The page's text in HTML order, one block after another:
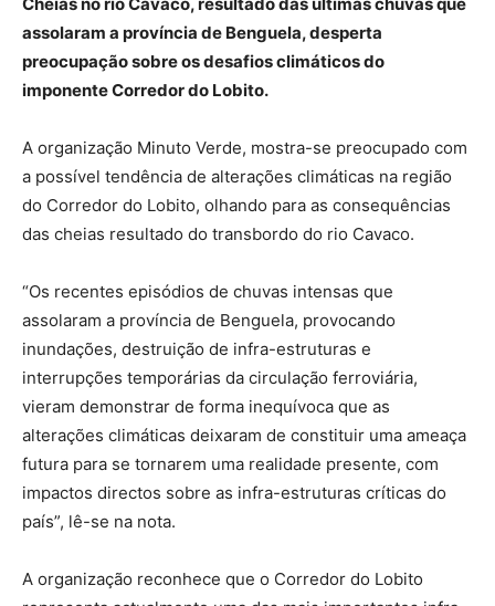
assolaram a província de Benguela, desperta
preocupação sobre os desafios climáticos do
imponente Corredor do Lobito.
A organização Minuto Verde, mostra-se preocupado com
a possível tendência de alterações climáticas na região
do Corredor do Lobito, olhando para as consequências
das cheias resultado do transbordo do rio Cavaco.
“Os recentes episódios de chuvas intensas que
assolaram a província de Benguela, provocando
inundações, destruição de infra-estruturas e
interrupções temporárias da circulação ferroviária,
vieram demonstrar de forma inequívoca que as
alterações climáticas deixaram de constituir uma ameaça
futura para se tornarem uma realidade presente, com
impactos directos sobre as infra-estruturas críticas do
país”, lê-se na nota.
A organização reconhece que o Corredor do Lobito